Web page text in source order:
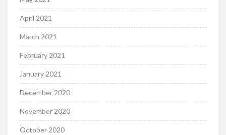
April 2021
March 2021
February 2021
January 2021
December 2020
November 2020
October 2020